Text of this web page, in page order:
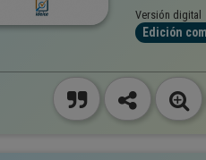
Versión digital
Edición